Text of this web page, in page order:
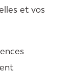
et vos